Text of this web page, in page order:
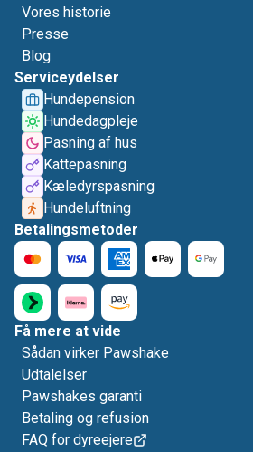
Vores historie
Presse
Blog
Serviceydelser
Hundepension
Hundedagpleje
Pasning af hus
Kattepasning
Kæledyrspasning
Hundeluftning
Betalingsmetoder
Få mere at vide
Sådan virker Pawshake
Udtalelser
Pawshakes garanti
Betaling og refusion
FAQ for dyreejere